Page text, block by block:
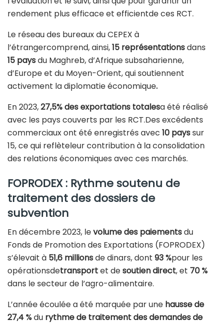
rendement plus efficace et efficientde ces RCT.
Le réseau des bureaux du CEPEX à
l’étrangercomprend, ainsi,15 représentationsdans
15 paysdu Maghreb, d’Afrique subsaharienne,
d’Europe et du Moyen-Orient, qui soutiennent
activement la diplomatie économique.
En 2023,27,5% des exportations totalesa été réalisé
avec les pays couverts par les RCT.Des excédents
commerciaux ont été enregistrés avec 10 payssur
15, ce qui reflèteleur contribution à la consolidation
des relations économiques avec ces marchés.
FOPRODEX : Rythme soutenu de
traitement des dossiers de
subvention
En décembre 2023, levolume des paiementsdu
Fonds de Promotion des Exportations (FOPRODEX)
s’élevait à 51,6 millionsde dinars, dont 93 %pour les
opérationsdetransportet desoutien direct, et 70 %
dans le secteur de l’agro-alimentaire.
L’année écoulée a été marquée par une hausse de
27,4 %du rythme de traitement des demandes de